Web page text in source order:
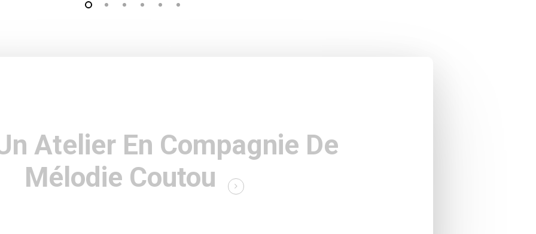
Atelier En Compagnie De
Mélodie Coutou